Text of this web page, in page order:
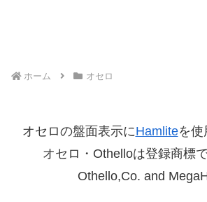
ホーム オセロ
オセロの盤面表示にHamliteを使
オセロ・Othelloは登録商標
Othello,Co. and